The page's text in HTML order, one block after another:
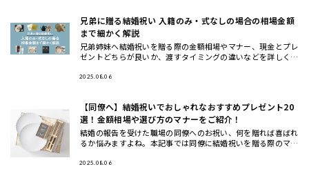
兄弟に贈る結婚祝い 入籍のみ・式なしの場合の相場金額
まで細かく解説
兄弟姉妹へ結婚祝いを贈る際の金額相場やマナー、現金とプレ
ゼントどちらが良いか、渡すタイミングの違いなどを詳しく解
いギフトの選
2025.08.06
【同僚へ】結婚祝いでおしゃれなおすすめプレゼント20
選！金額相場や選び方のマナーをご紹介！
結婚の報告を受けた職場の同僚へのお祝い、何を贈れば喜ばれ
るか悩みますよね。本記事では同僚に結婚祝いを贈る際のマナ
ゼント20選
2025.08.06